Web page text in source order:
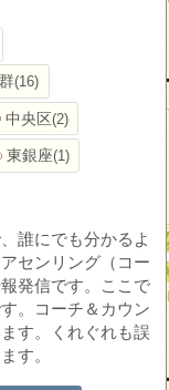
16
中央区 2
東銀座 1
誰にでも分かるよ
センリング（コー
発信です。ここで
。コーチ＆カウン
す。くれぐれも誤
す。